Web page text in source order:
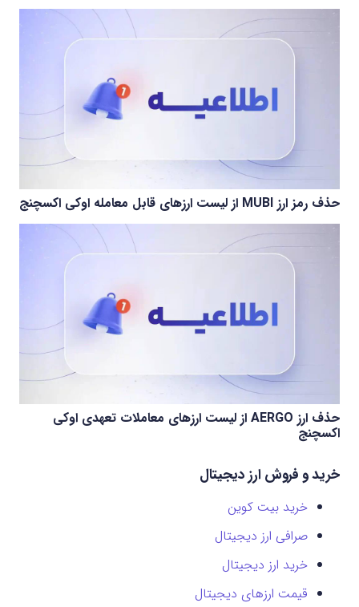
حذف رمز ارز MUBI از لیست ارزهای قابل معامله اوکی اکسچنج
حذف ارز AERGO از لیست ارزهای معاملات تعهدی اوکی
اکسچنج
خرید و فروش ارز دیجیتال
خرید بیت کوین
صرافی ارز دیجیتال
خرید ارز دیجیتال
قیمت ارزهای دیجیتال